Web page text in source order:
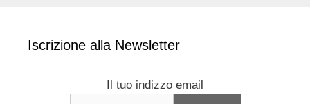
Iscrizione alla Newsletter
Il tuo indizzo email